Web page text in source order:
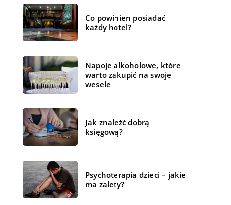
Co powinien posiadać
każdy hotel?
Napoje alkoholowe, które
warto zakupić na swoje
wesele
Jak znaleźć dobrą
księgową?
Psychoterapia dzieci – jakie
ma zalety?